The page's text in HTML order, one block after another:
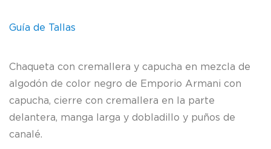
Guía de Tallas
Chaqueta con cremallera y capucha en mezcla de
algodón de color negro de Emporio Armani con
capucha, cierre con cremallera en la parte
delantera, manga larga y dobladillo y puños de
canalé.